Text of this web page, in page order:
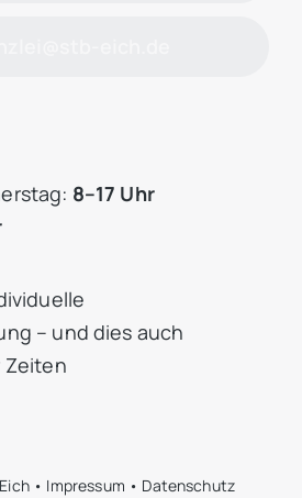
8–17 Uhr
– und dies auch
Zeiten
• Impressum • Datenschutz